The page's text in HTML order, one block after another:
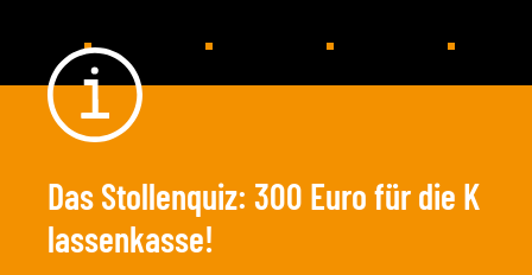
Das Stollenquiz: 300 Euro für die K
lassenkasse!